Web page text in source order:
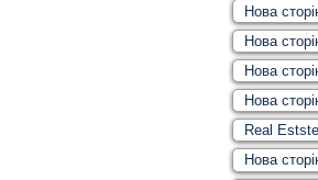
Нова
Нова
Нова
Нова
Real
Нова